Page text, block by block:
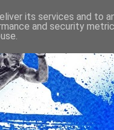
its services and to
and security